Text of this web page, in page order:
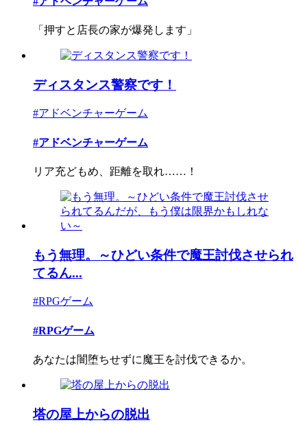
「押すと店長の家が爆発します」
ディスタンス警察です！
#アドベンチャーゲーム
#アドベンチャーゲーム
リア充どもめ、距離を取れ……！
もう無理。～ひどい条件で魔王討伐させられ
てるん...
#RPGゲーム
#RPGゲーム
あなたは闇堕ちせずに魔王を討伐できるか。
塔の屋上からの脱出